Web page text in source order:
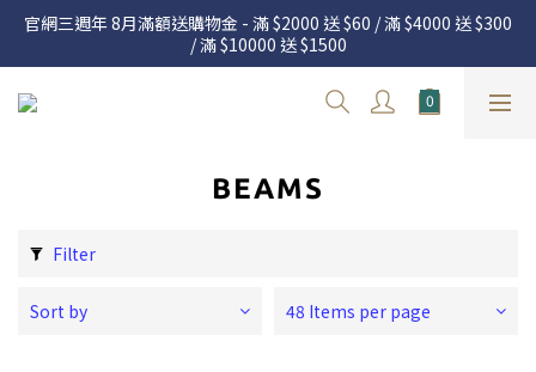
官網三週年 8月滿額送購物金 - 滿 $2000 送 $60 / 滿 $4000 送 $300
/ 滿 $10000 送 $1500
官網三週年 8月滿額送購物金 - 滿 $2000 送 $60 / 滿 $4000 送 $300
/ 滿 $10000 送 $1500
7.22 – 8.13 日本連線中，絕對讓你買到爆
BEAMS
Filter
Sort by 48 Items per page